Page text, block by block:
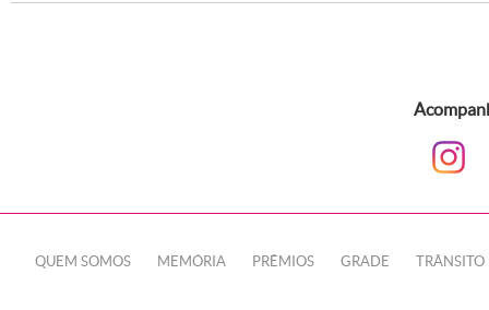
QUEM SOMOS MEMÓRIA PRÊMIOS GRADE TRÂNSITO